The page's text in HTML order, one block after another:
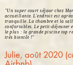
"Un super court séjour chez
accueillante. L'endroit est
tranquille. La chambre et la
confortables. Le petit-déjeuner
le plus : la grande piscine top
très bientôt !"
Julie, août 2020